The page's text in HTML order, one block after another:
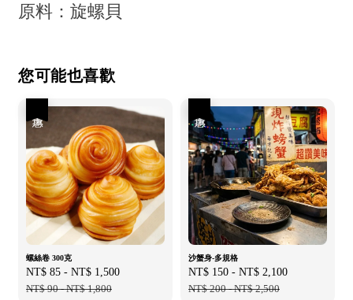
原料：旋螺貝
您可能也喜歡
螺絲卷 300克
Sale
price
NT$ 85 - NT$ 1,500
NT$ 90-NT$ 1,800
沙蟹身-多規格
Sale
price
NT$ 150 - NT$ 2,100
NT$ 200-NT$ 2,500